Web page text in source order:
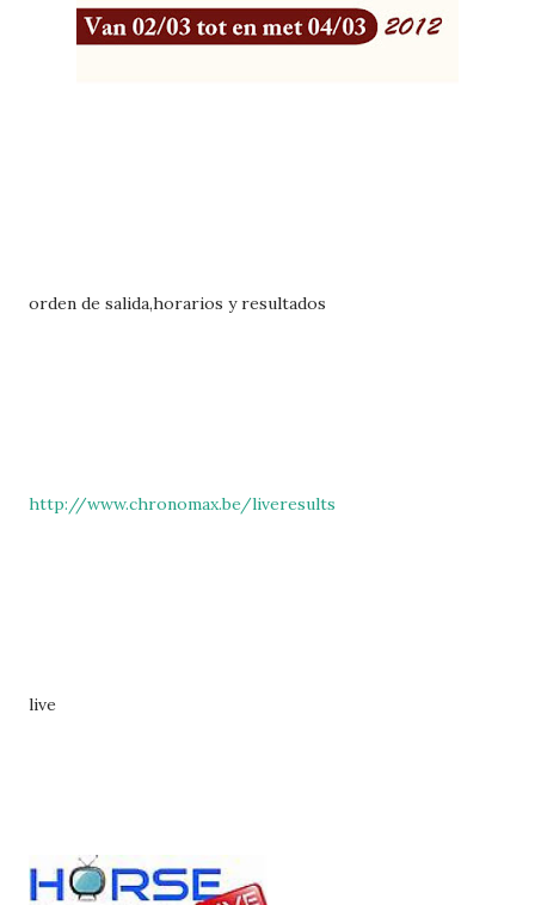
orden de salida,horarios y resultados
http://www.chronomax.be/liveresults
live